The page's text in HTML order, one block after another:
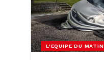
L'EQUIPE DU MATIN